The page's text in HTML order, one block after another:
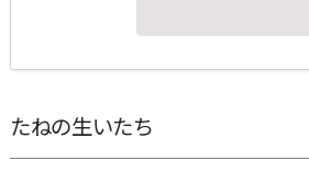
たねの生いたち